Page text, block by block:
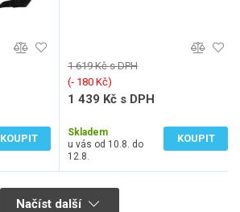
KOUPIT
1 619 Kč s DPH
(‐ 180 Kč)
1 439 Kč s DPH
Skladem
u vás od 10.8. do
12.8.
KOUPIT
Načíst další